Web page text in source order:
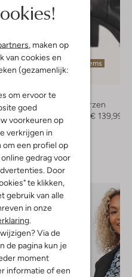
, maken op
van cookies en
(gezamenlijk:
om ervoor te
goed
voorkeuren op
verkrijgen in
om een profiel op
gedrag voor
Door
te klikken,
gebruik van alle
in onze
Via de
de pagina kun je
moment
informatie of een
Laatste items
-30%
Unisa
Hoge laarzen
€ 139,99